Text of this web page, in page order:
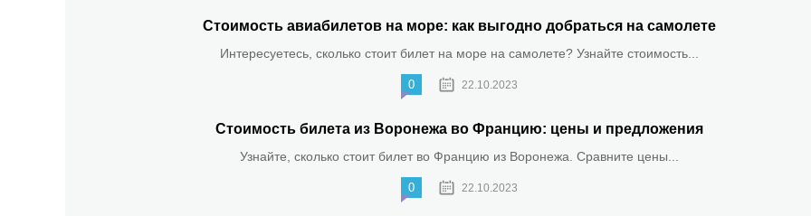
Стоимость авиабилетов на море: как выгодно добраться на самолете
Интересуетесь, сколько стоит билет на море на самолете? Узнайте стоимость...
0 22.10.2023
Стоимость билета из Воронежа во Францию: цены и предложения
Узнайте, сколько стоит билет во Францию из Воронежа. Сравните цены...
0 22.10.2023